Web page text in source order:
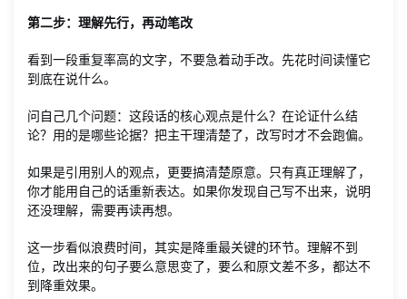
第二步：理解先行，再动笔改
看到一段重复率高的文字，不要急着动手改。先花时间读懂它
到底在说什么。
问自己几个问题：这段话的核心观点是什么？在论证什么结
论？用的是哪些论据？把主干理清楚了，改写时才不会跑偏。
如果是引用别人的观点，更要搞清楚原意。只有真正理解了，
你才能用自己的话重新表达。如果你发现自己写不出来，说明
还没理解，需要再读再想。
这一步看似浪费时间，其实是降重最关键的环节。理解不到
位，改出来的句子要么意思变了，要么和原文差不多，都达不
到降重效果。